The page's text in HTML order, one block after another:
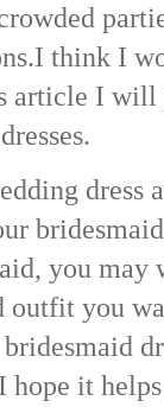
I think I
article I will
dress
you may
outfit you
hope it